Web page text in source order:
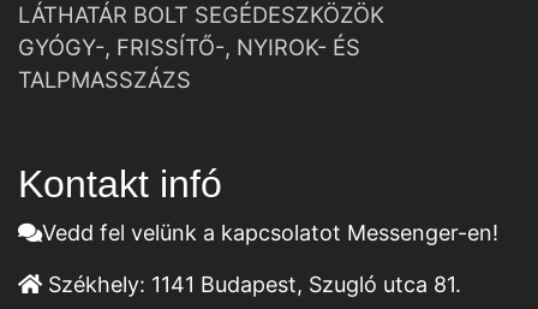
LÁTHATÁR BOLT SEGÉDESZKÖZÖK
GYÓGY-, FRISSÍTŐ-, NYIROK- ÉS
TALPMASSZÁZS
Kontakt infó
Vedd fel velünk a kapcsolatot Messenger-en!
Székhely: 1141 Budapest, Szugló utca 81.